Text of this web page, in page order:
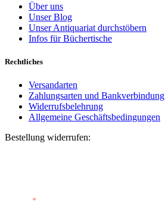
Über uns
Unser Blog
Unser Antiquariat durchstöbern
Infos für Büchertische
Rechtliches
Versandarten
Zahlungsarten und Bankverbindung
Widerrufsbelehrung
Allgemeine Geschäftsbedingungen
Bestellung widerrufen:
*